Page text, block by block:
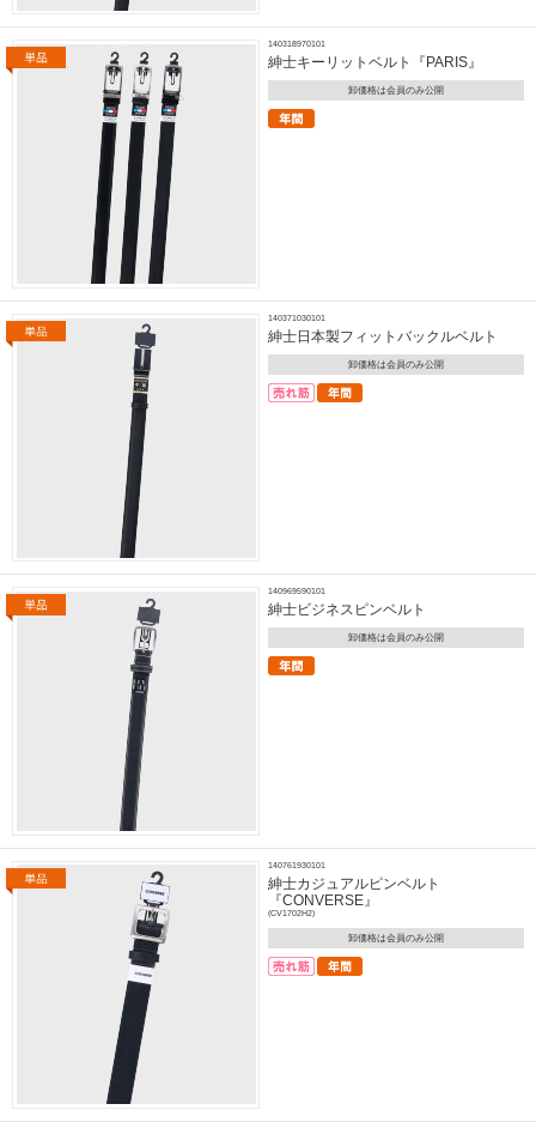
140318970101
紳士キーリットベルト『PARIS』
卸価格は会員のみ公開
140371030101
紳士日本製フィットバックルベルト
卸価格は会員のみ公開
140969590101
紳士ビジネスピンベルト
卸価格は会員のみ公開
140761930101
紳士カジュアルピンベルト
『CONVERSE』
(CV1702H2)
卸価格は会員のみ公開